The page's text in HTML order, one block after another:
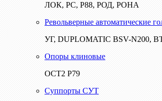
ЛОК, РС, Р88, РОД, РОНА
Револьверные автоматические
УГ, DUPLOMATIC BSV-N200,
Опоры клиновые
ОСТ2 Р79
Суппорты СУТ